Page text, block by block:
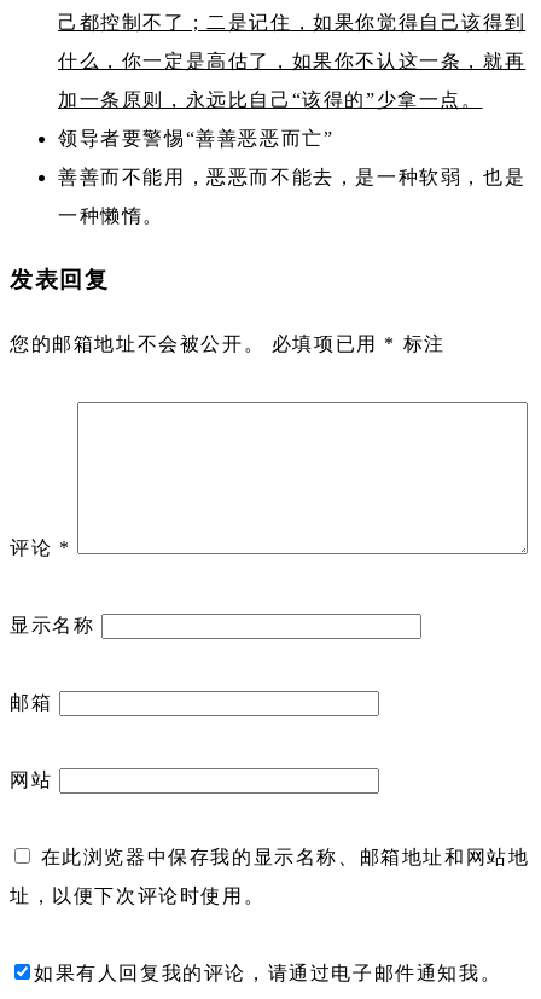
己都控制不了；二是记住，如果你觉得自己该得到
什么，你一定是高估了，如果你不认这一条，就再
加一条原则，永远比自己“该得的”少拿一点。
领导者要警惕“善善恶恶而亡”
善善而不能用，恶恶而不能去，是一种软弱，也是
一种懒惰。
发表回复
您的邮箱地址不会被公开。 必填项已用 * 标注
评论 *
显示名称
邮箱
网站
在此浏览器中保存我的显示名称、邮箱地址和网站地
址，以便下次评论时使用。
如果有人回复我的评论，请通过电子邮件通知我。